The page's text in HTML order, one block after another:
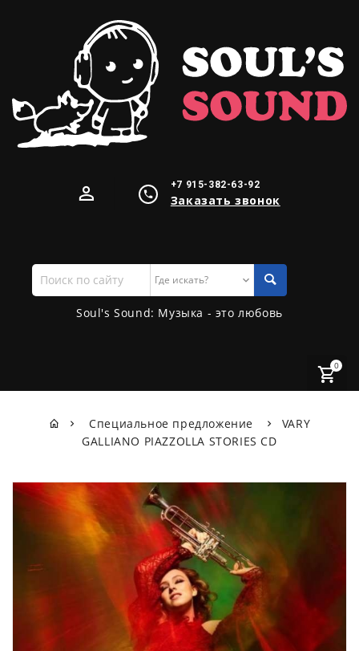
+7 915-382-63-92
Заказать звонок
Поиск
по
сайту
Soul's Sound: Музыка - это любовь
0
Специальное предложение
VARY
GALLIANO PIAZZOLLA STORIES CD